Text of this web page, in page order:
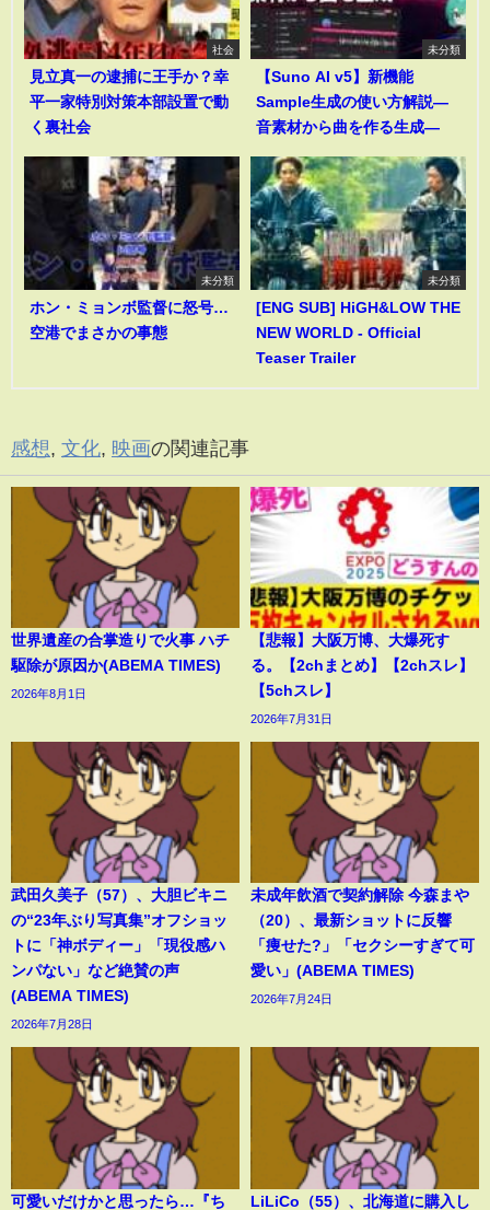
社会
見立真一の逮捕に王手か？幸
平一家特別対策本部設置で動
く裏社会
未分類
【Suno AI v5】新機能
Sample生成の使い方解説―
音素材から曲を作る生成―
未分類
ホン・ミョンボ監督に怒号…
空港でまさかの事態
未分類
[ENG SUB] HiGH&LOW THE
NEW WORLD - Official
Teaser Trailer
感想, 文化, 映画の関連記事
世界遺産の合掌造りで火事 ハチ
駆除が原因か(ABEMA TIMES)
2026年8月1日
【悲報】大阪万博、大爆死す
る。【2chまとめ】【2chスレ】
【5chスレ】
2026年7月31日
武田久美子（57）、大胆ビキニ
の“23年ぶり写真集”オフショッ
トに「神ボディー」「現役感ハ
ンパない」など絶賛の声
(ABEMA TIMES)
2026年7月28日
未成年飲酒で契約解除 今森まや
（20）、最新ショットに反響
「痩せた?」「セクシーすぎて可
愛い」(ABEMA TIMES)
2026年7月24日
可愛いだけかと思ったら…『ち
LiLiCo（55）、北海道に購入し